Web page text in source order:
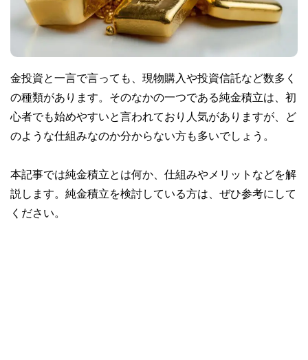
金投資と一言で言っても、現物購入や投資信託など数多く
の種類があります。そのなかの一つである純金積立は、初
心者でも始めやすいと言われており人気がありますが、ど
のような仕組みなのか分からない方も多いでしょう。
本記事では純金積立とは何か、仕組みやメリットなどを解
説します。純金積立を検討している方は、ぜひ参考にして
ください。